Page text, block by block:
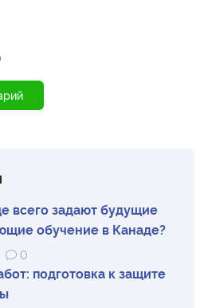
всего задают будущие
обучение в Канаде?
0
подготовка к защите